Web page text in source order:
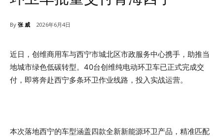
By 张 威 2026年6月4日
近日，创维商用车与西宁市城北区市政服务中心携手，助推当
地城市绿色低碳转型。40台创维纯电动环卫车已正式完成交
付，即将奔赴西宁多条环卫作业线路，投入实战运营。
本次落地西宁的车型涵盖四款全新新能源环卫产品，精准匹配